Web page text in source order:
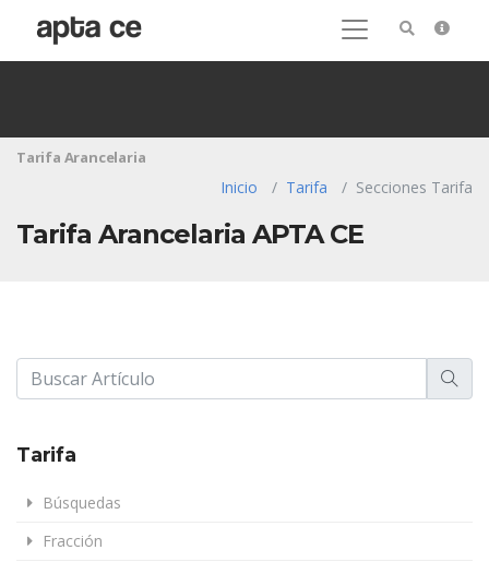
Tarifa Arancelaria
Inicio Tarifa Secciones Tarifa
Tarifa Arancelaria APTA CE
Tarifa
Búsquedas
Fracción